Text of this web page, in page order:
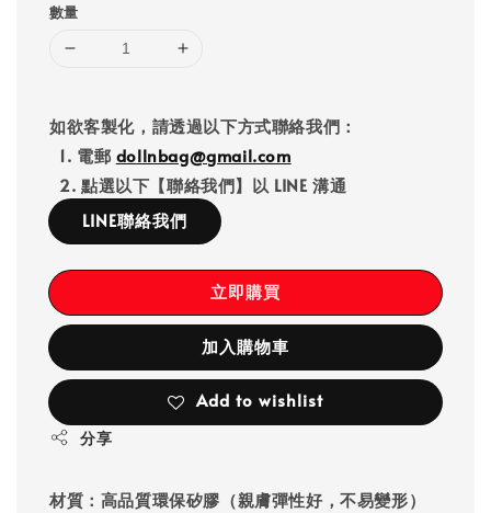
數量
如欲客製化，請透過以下方式聯絡我們：
1. 電郵 dollnbag@gmail.com
2. 點選以下【聯絡我們】以 LINE 溝通
LINE聯絡我們
立即購買
加入購物車
Add to wishlist
分享
材質 ：高品質環保矽膠（親膚彈性好，不易變形）